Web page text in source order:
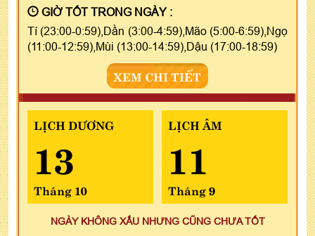
GIỜ TỐT TRONG NGÀY :
Tí (23:00-0:59),Dần (3:00-4:59),Mão (5:00-6:59),Ngọ
(11:00-12:59),Mùi (13:00-14:59),Dậu (17:00-18:59)
XEM CHI TIẾT
LỊCH DƯƠNG
13
Tháng 10
LỊCH ÂM
11
Tháng 9
NGÀY KHÔNG XẤU NHƯNG CŨNG CHƯA TỐT